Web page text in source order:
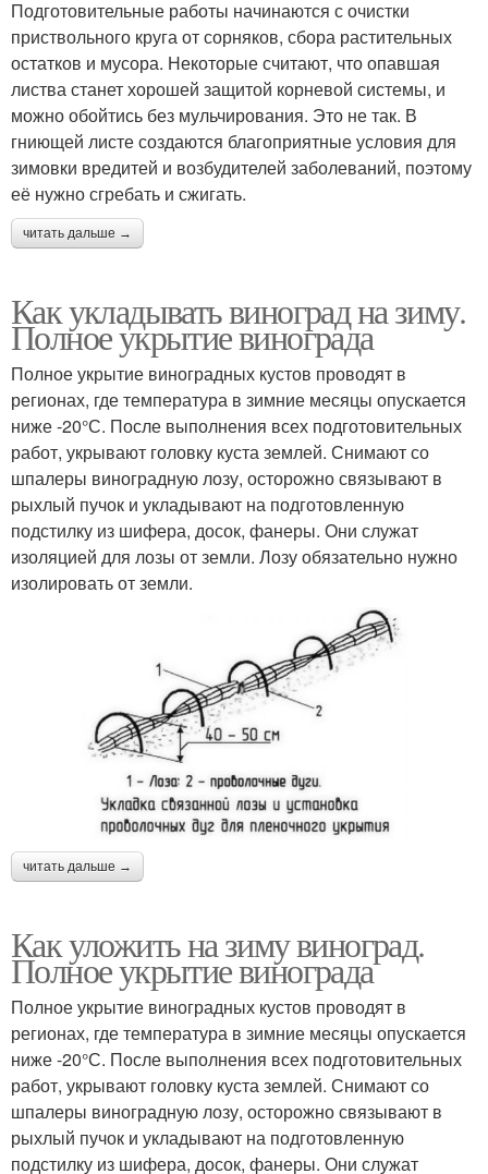
Подготовительные работы начинаются с очистки
приствольного круга от сорняков, сбора растительных
остатков и мусора. Некоторые считают, что опавшая
листва станет хорошей защитой корневой системы, и
можно обойтись без мульчирования. Это не так. В
гниющей листе создаются благоприятные условия для
зимовки вредитей и возбудителей заболеваний, поэтому
её нужно сгребать и сжигать.
читать дальше →
Как укладывать виноград на зиму.
Полное укрытие винограда
Полное укрытие виноградных кустов проводят в
регионах, где температура в зимние месяцы опускается
ниже -20°С. После выполнения всех подготовительных
работ, укрывают головку куста землей. Снимают со
шпалеры виноградную лозу, осторожно связывают в
рыхлый пучок и укладывают на подготовленную
подстилку из шифера, досок, фанеры. Они служат
изоляцией для лозы от земли. Лозу обязательно нужно
изолировать от земли.
читать дальше →
Как уложить на зиму виноград.
Полное укрытие винограда
Полное укрытие виноградных кустов проводят в
регионах, где температура в зимние месяцы опускается
ниже -20°С. После выполнения всех подготовительных
работ, укрывают головку куста землей. Снимают со
шпалеры виноградную лозу, осторожно связывают в
рыхлый пучок и укладывают на подготовленную
подстилку из шифера, досок, фанеры. Они служат